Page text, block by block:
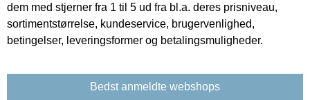
dem med stjerner fra 1 til 5 ud fra bl.a. deres prisniveau,
sortimentstørrelse, kundeservice, brugervenlighed,
betingelser, leveringsformer og betalingsmuligheder.
Bedst anmeldte webshops